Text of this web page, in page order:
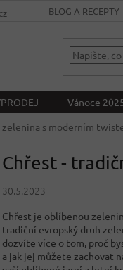
BLOG A RECEPTY
Vánoce
s moderním
Chřest -
30.5.2023
Chřest je oblíbenou
tradiční evropský druh
dozvíte více o tom, proč
a jak jej můžete zachovat